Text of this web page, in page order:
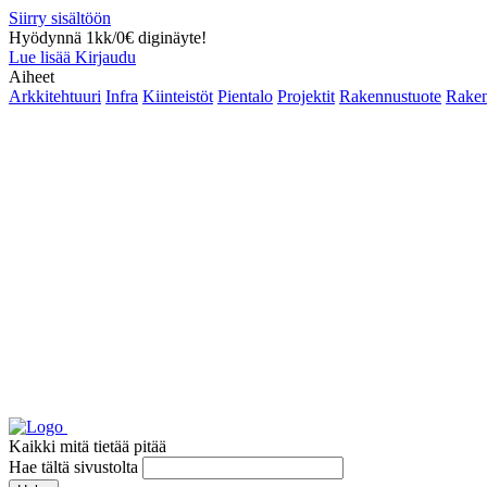
Siirry sisältöön
Hyödynnä 1kk/0€ diginäyte!
Lue lisää Kirjaudu
Aiheet
Arkkitehtuuri Infra Kiinteistöt Pientalo Projektit Rakennustuote
Kaikki mitä tietää pitää
Hae tältä sivustolta